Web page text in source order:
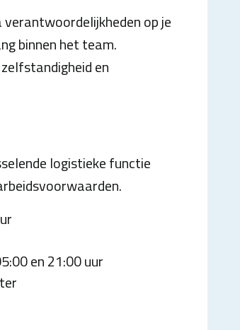
op je
binnen het team.
en
logistieke functie
en 21:00 uur